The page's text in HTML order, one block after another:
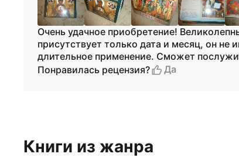
Очень удачное приобретение!
присутствует только дата и месяц, он не
длительное применение. Сможет
Понравилась рецензия?
Да
Книги из жанра